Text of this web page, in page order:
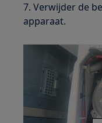
7. Verwijder de
apparaat.